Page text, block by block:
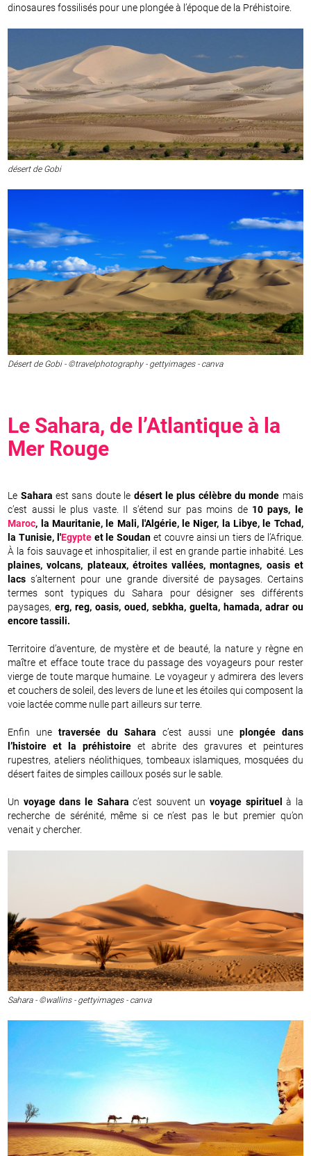
dinosaures fossilisés pour une plongée à l’époque de la Préhistoire.
désert de Gobi
Désert de Gobi - ©travelphotography - gettyimages - canva
Le Sahara, de l’Atlantique à la
Mer Rouge
Le Sahara est sans doute le désert le plus célèbre du monde mais
c’est aussi le plus vaste. Il s’étend sur pas moins de 10 pays, le
Maroc, la Mauritanie, le Mali, l'Algérie, le Niger, la Libye, le Tchad,
la Tunisie, l'Egypteet le Soudan et couvre ainsi un tiers de l’Afrique.
À la fois sauvage et inhospitalier, il est en grande partie inhabité. Les
plaines, volcans, plateaux, étroites vallées, montagnes, oasis et
lacs s’alternent pour une grande diversité de paysages. Certains
termes sont typiques du Sahara pour désigner ses différents
paysages,erg, reg, oasis, oued, sebkha, guelta, hamada, adrar ou
encore tassili.
Territoire d’aventure, de mystère et de beauté, la nature y règne en
maître et efface toute trace du passage des voyageurs pour rester
vierge de toute marque humaine. Le voyageur y admirera des levers
et couchers de soleil, des levers de lune et les étoiles qui composent la
voie lactée comme nulle part ailleurs sur terre.
Enfin unetraversée du Sahara c’est aussi une plongée dans
l’histoire et la préhistoireet abrite des gravures et peintures
rupestres, ateliers néolithiques, tombeaux islamiques, mosquées du
désert faites de simples cailloux posés sur le sable.
Un voyage dans le Sahara c’est souvent unvoyage spirituel à la
recherche de sérénité, même si ce n’est pas le but premier qu’on
venait y chercher.
Sahara - ©wallins - gettyimages - canva